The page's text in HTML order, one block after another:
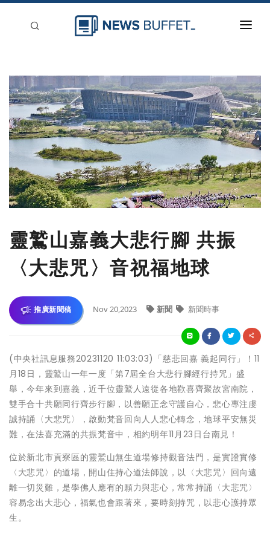
新聞稿分類
登入
刊登
靈鷲山嘉義大悲行腳 共振
〈大悲咒〉音祝福地球
推廣新聞稿 Nov 20,2023 新聞 新聞時事
(中央社訊息服務20231120 11:03:03)「慈悲回嘉 義起同行」！11
月18日，靈鷲山一年一度「第7屆全台大悲行腳經行持咒」盛
舉，今年來到嘉義，近千位靈鷲人遠從各地歡喜齊聚故宮南院，
雙手合十共願同行齊步行腳，以善願正念守護自心，悲心專注虔
誠持誦〈大悲咒〉，啟動梵音回向人人悲心轉念，地球平安無災
難，在法喜充滿的共振梵音中，相約明年11月23日台南見！
位於新北市貢寮區的靈鷲山無生道場修持觀音法門，是實證實修
〈大悲咒〉的道場，開山住持心道法師說，以〈大悲咒〉回向遠
離一切災難，是學佛人應有的願力與悲心，常常持誦〈大悲咒〉
容易念出大悲心，福氣也會跟著來，要時刻持咒，以悲心護持眾
生。